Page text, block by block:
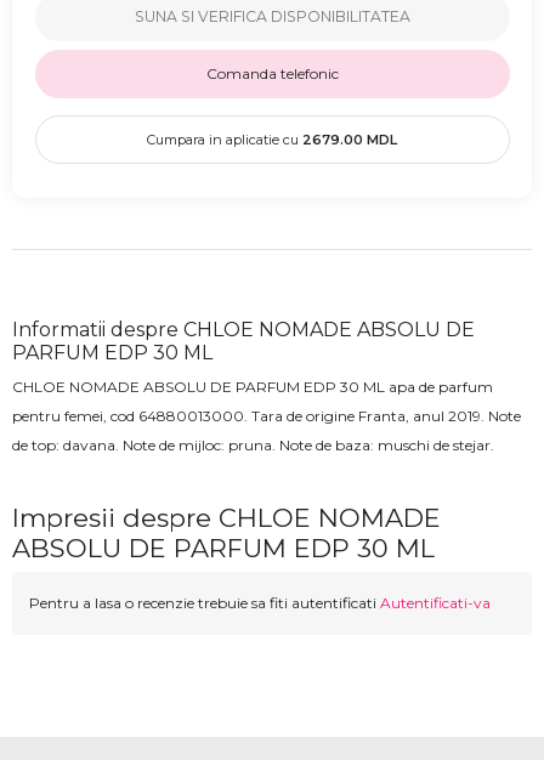
SUNA SI VERIFICA DISPONIBILITATEA
Comanda telefonic
Cumpara in aplicatie cu 2679.00 MDL
Informatii despre CHLOE NOMADE ABSOLU DE
PARFUM EDP 30 ML
CHLOE NOMADE ABSOLU DE PARFUM EDP 30 ML apa de parfum
pentru femei, cod 64880013000. Tara de origine Franta, anul 2019. Note
de top: davana. Note de mijloc: pruna. Note de baza: muschi de stejar.
Impresii despre CHLOE NOMADE
ABSOLU DE PARFUM EDP 30 ML
Pentru a lasa o recenzie trebuie sa fiti autentificati Autentificati-va